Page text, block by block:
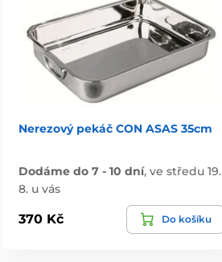
Nerezový pekáč CON ASAS 35cm
Dodáme do 7 - 10 dní, ve středu 19.
8. u vás
370 Kč Do košíku